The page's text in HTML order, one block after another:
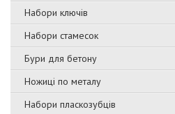
Набори ключів
Набори стамесок
Бури для бетону
Ножиці по металу
Набори пласкозубців